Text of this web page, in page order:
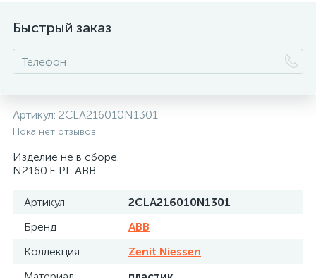
Быстрый заказ
Артикул: 2CLA216010N1301
Пока нет отзывов
Изделие не в сборе.
N2160.E PL ABB
Артикул
2CLA216010N1301
Бренд
ABB
Коллекция
Zenit Niessen